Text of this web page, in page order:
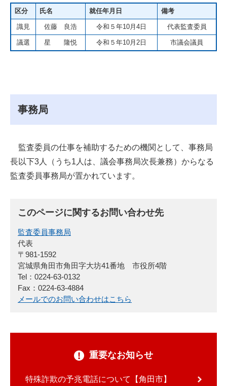
区分 氏名 就任年月日 備考
識見 佐藤 良浩 令和５年10月4日 代表監査委員
議選 星 隆悦 令和５年10月2日 市議会議員
事務局
監査委員の仕事を補助するための機関として、事務局
長以下3人（うち1人は、議会事務局次長兼務）からなる
監査委員事務局が置かれています。
このページに関するお問い合わせ先
監査委員事務局
代表
〒981-1592
宮城県角田市角田字大坊41番地 市役所4階
Tel：0224-63-0132
Fax：0224-63-4884
メールでのお問い合わせはこちら
重要なお知らせ
特殊詐欺の予兆電話について【角田市】